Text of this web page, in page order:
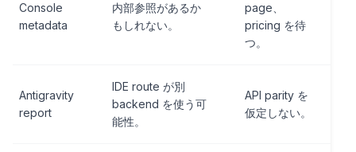
Console
metadata
内部参照があるか
もしれない。
page、
pricing を待
つ。
Antigravity
report
IDE route が別
backend を使う可
能性。
API parity を
仮定しない。